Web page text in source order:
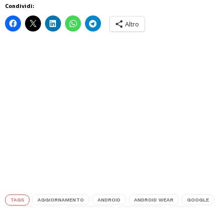
Condividi:
Altro
TAGS AGGIORNAMENTO ANDROID ANDROID WEAR GOOGLE